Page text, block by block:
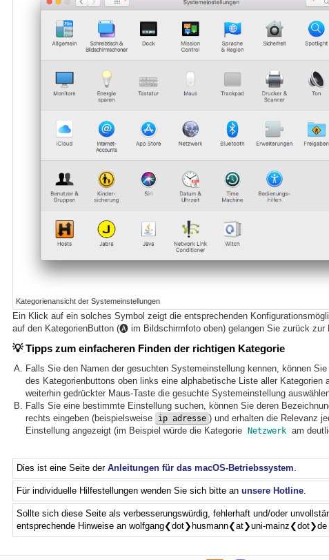
Kategorienansicht der Systemeinstellungen
Ein Klick auf ein solches Symbol zeigt die entsprechenden
auf den KategorienButton (🅐 im Bildschirmfoto oben) gelangen Sie zurück zur
💡 Tipps zum einfacheren Finden der richtigen Kategorie
Falls Sie den Namen der gesuchten Systemeinstellung kennen, können
des Kategorienbuttons oben links eine alphabetische Liste aller Kategorien
weiterhin gedrückter Maus-Taste die gesuchte Systemeinstellung
Falls Sie eine bestimmte Einstellung suchen, können Sie deren
rechts eingeben (beispielsweise
ip adresse ) und erhalten die Relevanz
Einstellung angezeigt (im Beispiel würde die Kategorie
Netzwerk am
Dies ist eine Seite der Anleitungen für das macOS-Betriebssystem.
Für individuelle Hilfestellungen wenden Sie sich bitte an unsere Hotline.
Sollte sich diese Seite als verbesserungswürdig, fehlerhaft und/oder
entsprechende Hinweise an wolfgang❮dot❯husmann❮at❯uni-mainz❮dot❯de